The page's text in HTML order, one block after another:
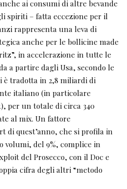
ai consumi di altre bevande
spiriti – fatta eccezione per il
rappresenta una leva di
anche per le bollicine made
in accelerazione in tutte le
a partire dagli Usa, secondo le
è tradotta in 2,8 miliardi di
italiano (in particolare
per un totale di circa 340
al mix. Un fattore
di quest’anno, che si profila in
volumi, del 9%, complice in
del Prosecco, con il Doc e
cifra degli altri “metodo